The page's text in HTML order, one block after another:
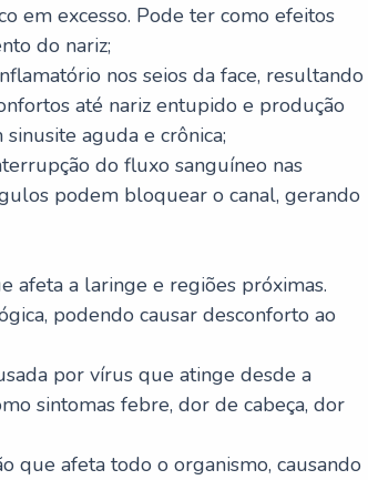
em excesso. Pode ter como efeitos
do nariz;
nos seios da face, resultando
até nariz entupido e produção
aguda e crônica;
do fluxo sanguíneo nas
podem bloquear o canal, gerando
afeta a laringe e regiões próximas.
podendo causar desconforto ao
por vírus que atinge desde a
sintomas febre, dor de cabeça, dor
que afeta todo o organismo, causando